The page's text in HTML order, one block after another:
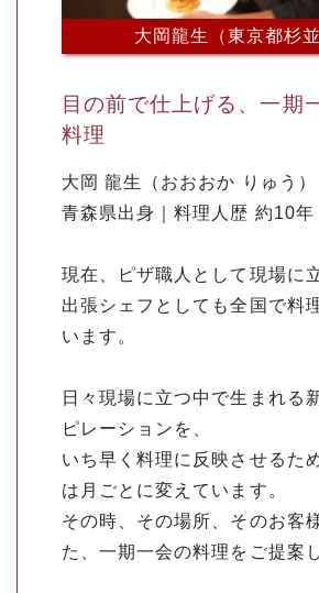
大岡龍生（東京都杉並
目の前で仕上げる、一期
料理
大岡 龍生（おおおか りゅう）
青森県出身｜料理人歴 約10年
現在、ピザ職人として現場に
出張シェフとしても全国で料
います。
日々現場に立つ中で生まれる
ピレーションを、
いち早く料理に反映させるた
は月ごとに変えています。
その時、その場所、そのお客
た、一期一会の料理をご提案